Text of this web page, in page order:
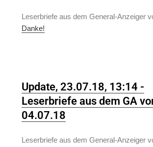
Leserbriefe aus dem General-Anzeiger
Danke!
Update, 23.07.18, 13:14 -
Leserbriefe aus dem GA
04.07.18
Leserbriefe aus dem General-Anzeiger